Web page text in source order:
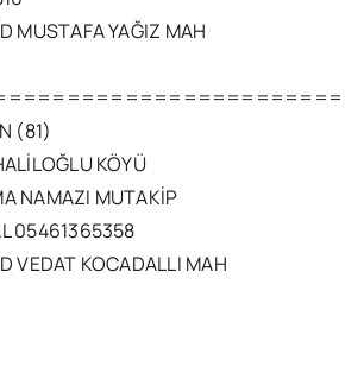
MUSTAFA YAĞIZ MAH
(81)
KÖYÜ
NAMAZI MUTAKİP
05461365358
VEDAT KOCADALLI MAH